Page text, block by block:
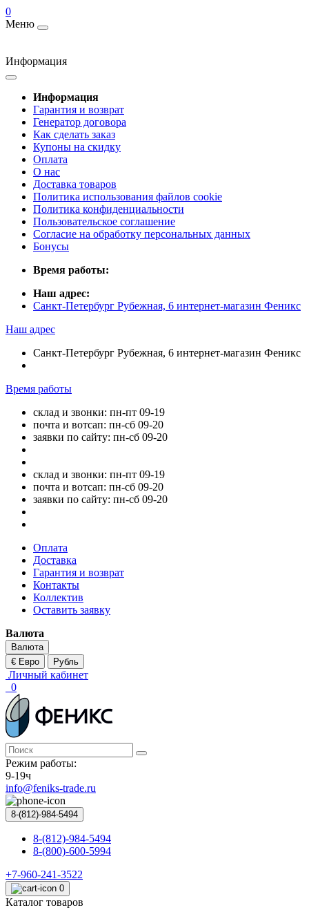
0
Меню
Информация
Информация
Гарантия и возврат
Генератор договора
Как сделать заказ
Купоны на скидку
Оплата
О нас
Доставка товаров
Политика использования файлов cookie
Политика конфиденциальности
Пользовательское соглашение
Согласие на обработку персональных данных
Бонусы
Время работы:
Наш адрес:
Санкт-Петербург Рубежная, 6 интернет-магазин Феникс
Наш адрес
Санкт-Петербург Рубежная, 6 интернет-магазин Феникс
Время работы
склад и звонки: пн-пт 09-19
почта и вотсап: пн-сб 09-20
заявки по сайту: пн-сб 09-20
склад и звонки: пн-пт 09-19
почта и вотсап: пн-сб 09-20
заявки по сайту: пн-сб 09-20
Оплата
Доставка
Гарантия и возврат
Контакты
Коллектив
Оставить заявку
Валюта
Валюта
€ Евро
Рубль
Личный кабинет
0
Режим работы:
9-19ч
info@feniks-trade.ru
8-(812)-984-5494
8-(812)-984-5494
8-(800)-600-5994
+7-960-241-3522
0
Каталог товаров